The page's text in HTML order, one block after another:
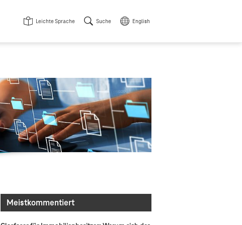
Leichte Sprache Suche English
Meistkommentiert